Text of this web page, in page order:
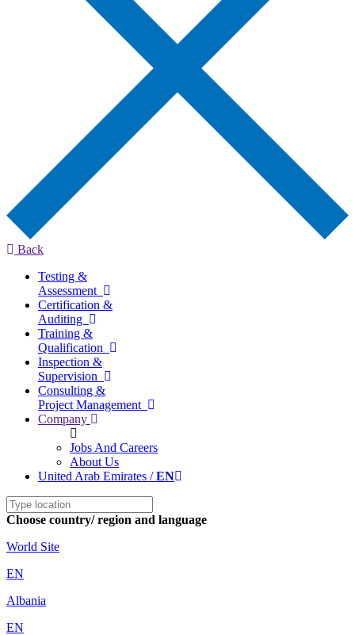
Back
Testing &
Assessment
Certification &
Auditing
Training &
Qualification
Inspection &
Supervision
Consulting &
Project Management
Company
Jobs And Careers
About Us
United Arab Emirates /EN
Choose country/ region and language
World Site
EN
Albania
EN